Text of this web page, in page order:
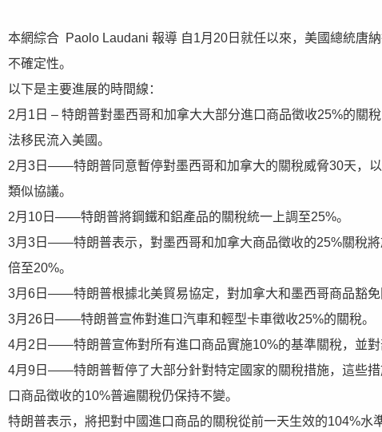
本網綜合 Paolo Laudani 報導 自1月20日就任以來，美國總統唐
不確定性。
以下是主要進展的時間線：
2月1日 – 特朗普對墨西哥和加拿大大部分進口商品徵收25%的關
法移民流入美國。
2月3日——特朗普同意暫停對墨西哥和加拿大的關稅威脅30天，
類似協議。
2月10日——特朗普將鋼鐵和鋁產品的關稅統一上調至25%。
3月3日——特朗普表示，對墨西哥和加拿大商品徵收的25%關稅
倍至20%。
3月6日——特朗普根據北美貿易協定，對加拿大和墨西哥商品豁免
3月26日——特朗普宣佈對進口汽車和輕型卡車徵收25%的關稅。
4月2日——特朗普宣佈對所有進口商品實施10%的基準關稅，並對
4月9日——特朗普暫停了大部分針對特定國家的關稅措施，這些
口商品徵收的10%普遍關稅仍保持不變。
特朗普表示，將把對中國進口商品的關稅從前一天生效的104%水